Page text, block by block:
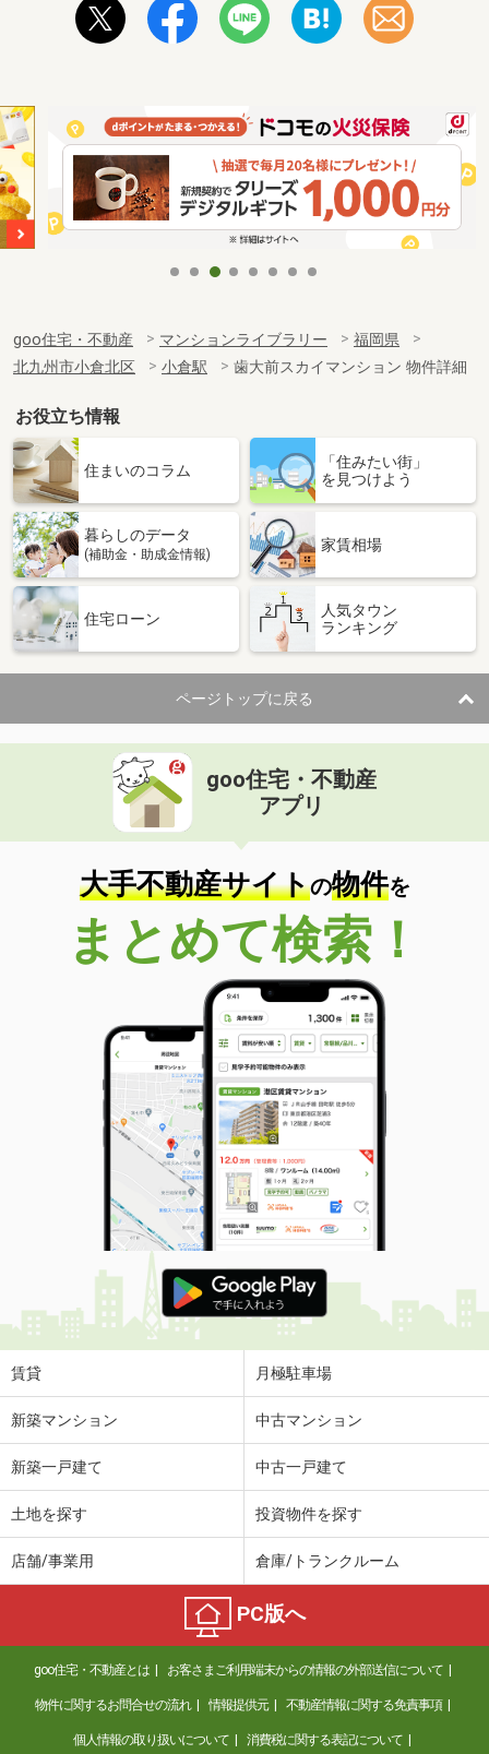
goo住宅・不動産 マンションライブラリー
福岡県
北九州市小倉北区
小倉駅 歯大前スカイマンション 物件詳細
お役立ち情報
住まいのコラム
「住みたい街」
を見つけよう
暮らしのデータ
(補助金・助成金情報)
家賃相場
住宅ローン
人気タウン
ランキング
ページトップに戻る
goo住宅・不動産
アプリ
大手不動産サイトの物件を
まとめて検索！
賃貸 月極駐車場
新築マンション 中古マンション
新築一戸建て 中古一戸建て
土地を探す 投資物件を探す
店舗/事業用 倉庫/トランクルーム
PC版へ
goo住宅・不動産とは お客さまご利用端末からの情報の外部送信について
物件に関するお問合せの流れ 情報提供元 不動産情報に関する免責事項
個人情報の取り扱いについて 消費税に関する表記について